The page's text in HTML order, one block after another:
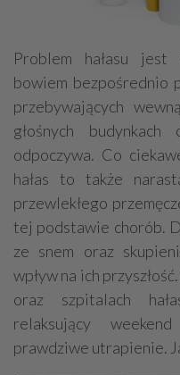
Problem hałasu jest
bowiem bezpośrednio
przebywających
głośnych
odpoczywa. Co
hałas to także
przewlekłego
tej podstawie chorób.
ze snem oraz
wpływ na ich
oraz szpitalach
relaksujący
prawdziwe utrapienie.